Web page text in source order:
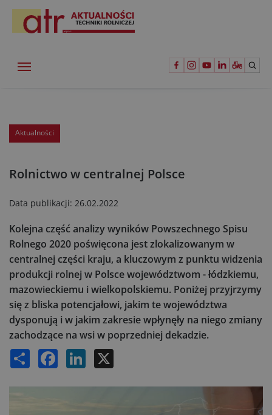
Aktualności
Rolnictwo w centralnej Polsce
Data publikacji: 26.02.2022
Kolejna część analizy wyników Powszechnego Spisu
Rolnego 2020 poświęcona jest zlokalizowanym w
centralnej części kraju, a kluczowym z punktu widzenia
produkcji rolnej w Polsce województwom - łódzkiemu,
mazowieckiemu i wielkopolskiemu. Poniżej przyjrzymy
się z bliska potencjałowi, jakim te województwa
dysponują i w jakim zakresie wpłynęły na niego zmiany
zachodzące na wsi w poprzedniej dekadzie.
Share Facebook LinkedIn